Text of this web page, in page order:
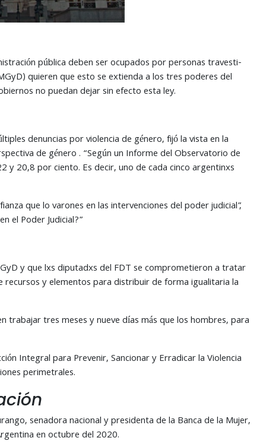
pública deben ser ocupados por personas travesti-
quieren que esto se extienda a los tres poderes del
no puedan dejar sin efecto esta ley.
denuncias por violencia de género, fijó la vista en la
de género . “Según un Informe del Observatorio de
y 20,8 por ciento. Es decir, uno de cada cinco argentinxs
que lo varones en las intervenciones del poder judicial”,
el Poder Judicial?”
y que lxs diputadxs del FDT se comprometieron a tratar
recursos y elementos para distribuir de forma igualitaria la
trabajar tres meses y nueve días más que los hombres, para
Integral para Prevenir, Sancionar y Erradicar la Violencia
perimetrales.
senadora nacional y presidenta de la Banca de la Mujer,
en octubre del 2020.